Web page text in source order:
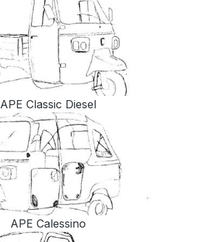
APE Classic Diesel
APE Calessino